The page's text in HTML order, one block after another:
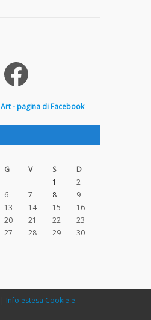
Facebook
Art - pagina di Facebook
G V S
D
1
2
6 7 8
9
13 14 15
16
20 21 22
23
27 28 29
30
| Info estesa Cookie e